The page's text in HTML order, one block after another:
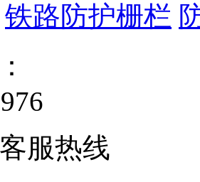
铁路防护栅栏
服热线